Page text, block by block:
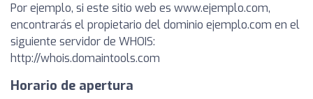
Por ejemplo, si este sitio web es www.ejemplo.com,
encontrarás el propietario del dominio ejemplo.com en el
siguiente servidor de WHOIS:
http://whois.domaintools.com
Horario de apertura